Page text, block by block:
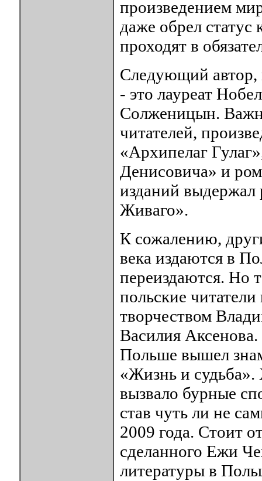
произведением
даже обрел статус
проходят в
Следующий автор,
- это лауреат
Солженицын.
читателей,
«Архипелаг
Денисовича» и
изданий выдержал
Живаго».
К сожалению,
века издаются в
переиздаются. Но
польские
творчеством
Василия
Польше вышел
«Жизнь и судьба».
вызвало бурные
став чуть ли не
2009 года. Стоит
сделанного Ежи
литературы в